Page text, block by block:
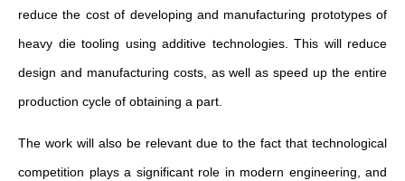
reduce the cost of developing and manufacturing prototypes of
heavy die tooling using additive technologies. This will reduce
design and manufacturing costs, as well as speed up the entire
production cycle of obtaining a part.
The work will also be relevant due to the fact that technological
competition plays a significant role in modern engineering, and